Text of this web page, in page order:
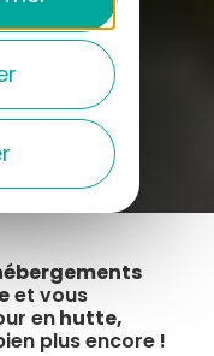
et vous
enhutte,
plus encore !